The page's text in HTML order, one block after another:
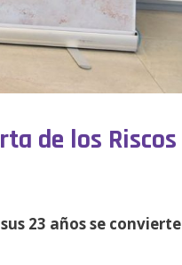
de los Riscos
23 años se convierte